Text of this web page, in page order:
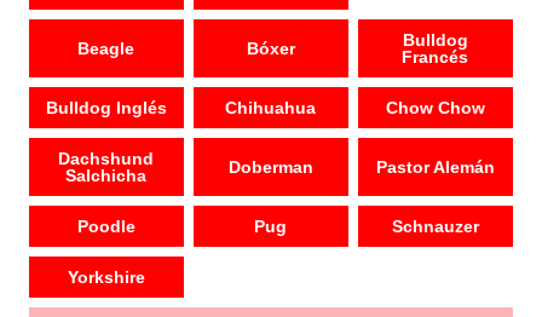
Beagle Bóxer
Bulldog
Francés
Bulldog Inglés Chihuahua Chow Chow
Dachshund
Salchicha
Doberman Pastor Alemán
Poodle Pug Schnauzer
Yorkshire